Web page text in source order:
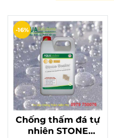
Chống thấm đá tự
nhiên STONE
-16%